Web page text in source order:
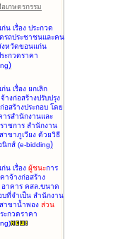
เกษตรกรรม
น เรื่อง ประกวด
รถประชาชนและคน
งหวัดขอนแก่น
ะกวดราคา
)
น เรื่อง ยกเลิก
างก่อสร้างปรับปรุง
อสร้างประกอบ โดย
ารสำนักงานและ
าชการ สำนักงาน
ขาภูเวียง ด้วยวิธี
นิกส์ (e-bidding)
น เรื่อง ผู้ชนะการ
าจ้างก่อสร้าง
าคาร คสล.ขนาด
บที่จำเป็น สำนักงาน
าขาน้ำพอง ส่วน
ะกวดราคา
)